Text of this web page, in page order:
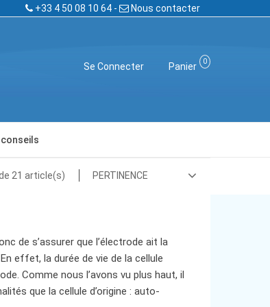
+33 4 50 08 10 64 - Nous contacter
Panier 0
Se Connecter
conseils
PERTINENCE
21 article(s)
de s’assurer que l’électrode ait la
effet, la durée de vie de la cellule
Comme nous l’avons vu plus haut, il
que la cellule d’origine : auto-